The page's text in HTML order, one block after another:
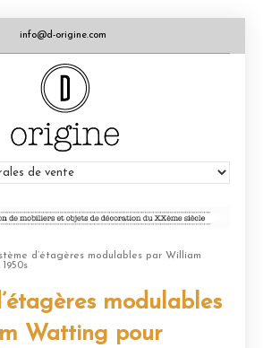
info@d-origine.com
d’étagères modulables par William
modulables
Watting pour